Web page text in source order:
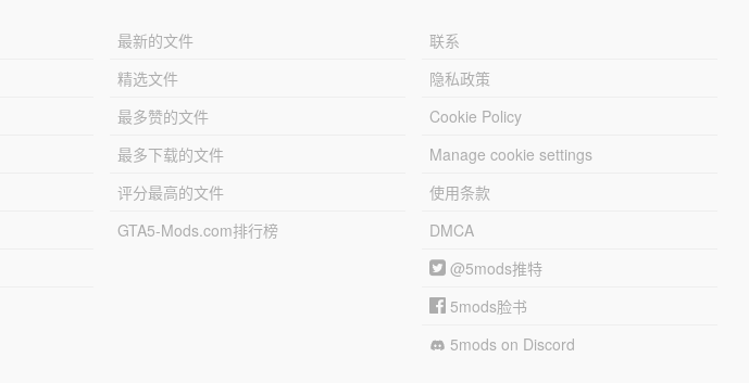
最新的文件
精选文件
最多赞的文件
最多下载的文件
评分最高的文件
GTA5-Mods.com排行榜
联系
隐私政策
Cookie Policy
Manage cookie settings
使用条款
DMCA
@5mods推特
5mods脸书
5mods on Discord